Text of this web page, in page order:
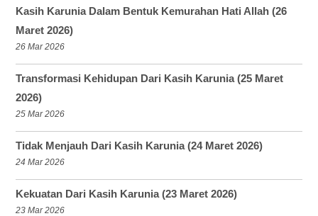
Kasih Karunia Dalam Bentuk Kemurahan Hati Allah (26
Maret 2026)
26 Mar 2026
Transformasi Kehidupan Dari Kasih Karunia (25 Maret
2026)
25 Mar 2026
Tidak Menjauh Dari Kasih Karunia (24 Maret 2026)
24 Mar 2026
Kekuatan Dari Kasih Karunia (23 Maret 2026)
23 Mar 2026